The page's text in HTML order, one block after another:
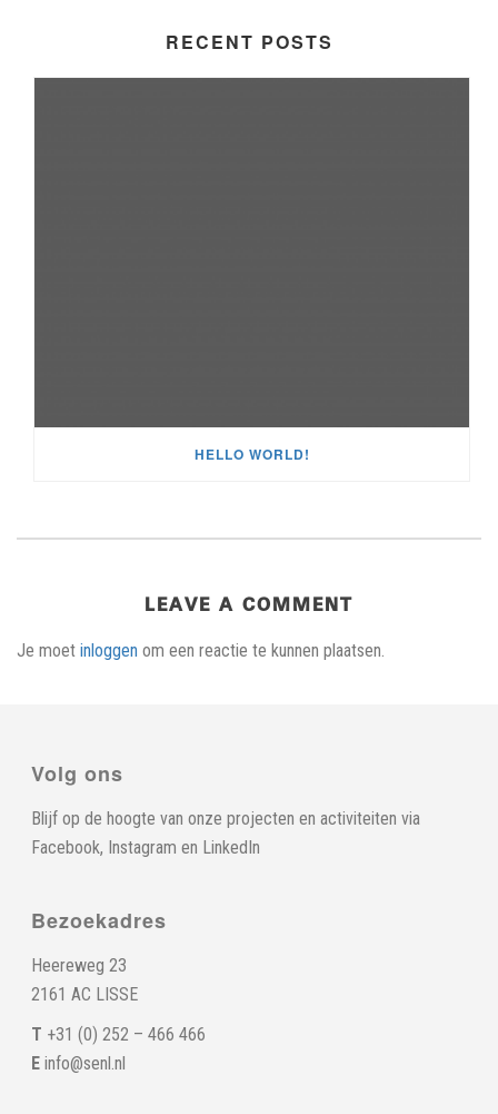
RECENT POSTS
HELLO WORLD!
LEAVE A COMMENT
Je moet inloggen om een reactie te kunnen plaatsen.
Volg ons
Blijf op de hoogte van onze projecten en activiteiten via
Facebook, Instagram en LinkedIn
Bezoekadres
Heereweg 23
2161 AC LISSE
T +31 (0) 252 – 466 466
E info@senl.nl